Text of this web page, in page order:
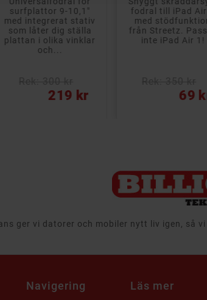
surfplattor 9-10,1"
med integrerat stativ
som låter dig ställa
plattan i olika vinklar
och...
219 kr
fodral till iPad Air
med
från Streetz.
inte iPad Air 1!
69
ger vi datorer och mobiler nytt liv igen, så
Navigering Läs mer